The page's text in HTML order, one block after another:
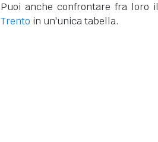
Puoi anche confrontare fra loro il
Trento in un'unica tabella.